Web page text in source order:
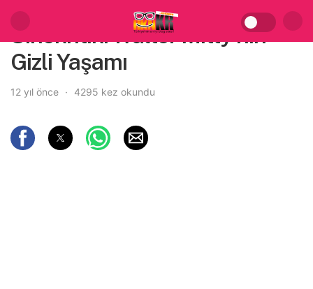
Sinekritik: Walter Mitty’nin
Gizli Yaşamı
12 yıl önce 4295 kez okundu